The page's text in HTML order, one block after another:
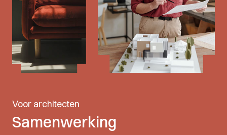
Voor architecten
Samenwerking